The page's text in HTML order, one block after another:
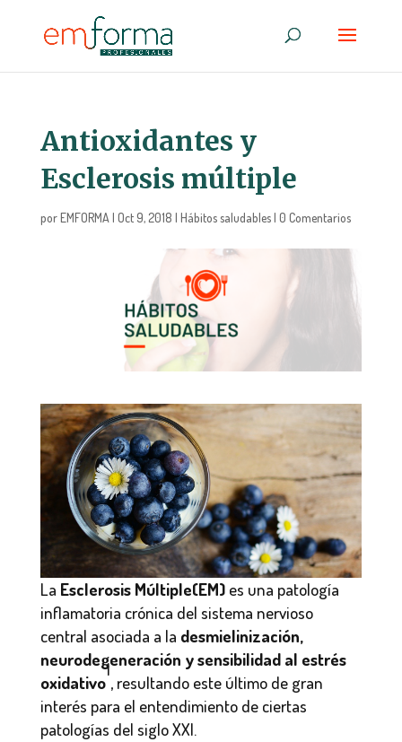
Antioxidantes y
Esclerosis múltiple
porEMFORMA | Oct 9, 2018 | Hábitos saludables| 0 Comentarios
La Esclerosis Múltiple(EM)es una patología
inflamatoria crónica del sistema nervioso
central asociada a la desmielinización,
neurodegeneración y sensibilidad al estrés
oxidativo
1
, resultando este último de gran
interés para el entendimiento de ciertas
patologías del siglo XXI.